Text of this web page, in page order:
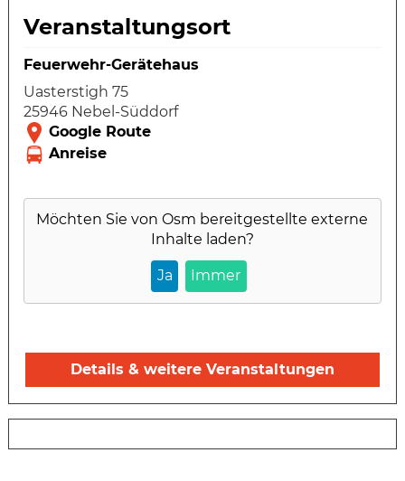
Veranstaltungsort
Feuerwehr-Gerätehaus
Uasterstigh 75
25946 Nebel-Süddorf
Möchten Sie vonOsm bereitgestellte externe
Inhalte laden?
Ja Immer
Details & weitere Veranstaltungen